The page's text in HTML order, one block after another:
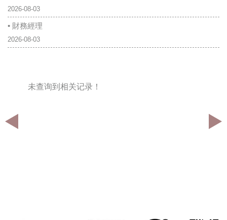
2026-08-03
• 財務經理
2026-08-03
未查询到相关记录！